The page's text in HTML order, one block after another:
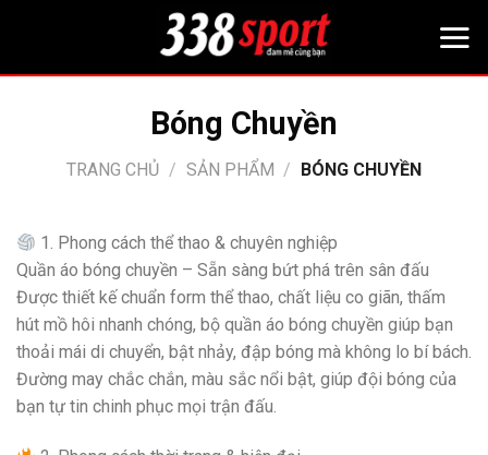
Bóng Chuyền
TRANG CHỦ / SẢN PHẨM / BÓNG CHUYỀN
1. Phong cách thể thao & chuyên nghiệp
Quần áo bóng chuyền – Sẵn sàng bứt phá trên sân đấu
Được thiết kế chuẩn form thể thao, chất liệu co giãn, thấm
hút mồ hôi nhanh chóng, bộ quần áo bóng chuyền giúp bạn
thoải mái di chuyển, bật nhảy, đập bóng mà không lo bí bách.
Đường may chắc chắn, màu sắc nổi bật, giúp đội bóng của
bạn tự tin chinh phục mọi trận đấu.